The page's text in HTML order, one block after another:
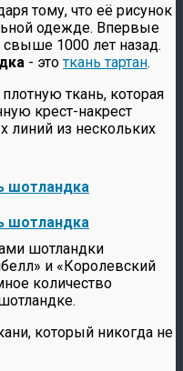
тому, что её рисунок
одежде. Впервые
1000 лет назад.
- этоткань тартан.
ткань, которая
крест-накрест
линий из нескольких
шотландки
и «Королевский
количество
который никогда не